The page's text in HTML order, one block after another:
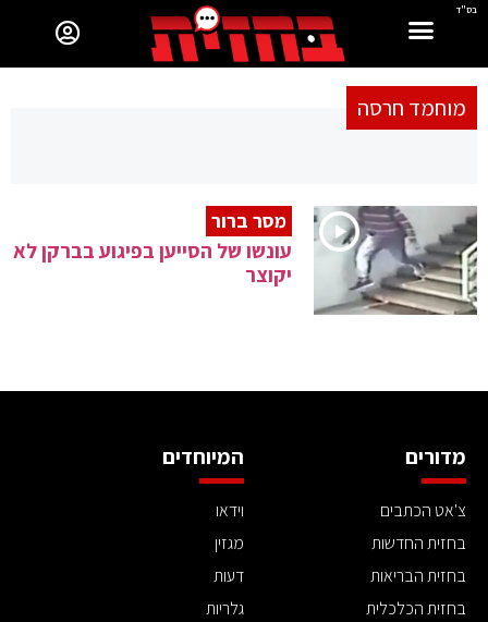
בס"ד
מוחמד חרסה
מסר ברור
עונשו של הסייען בפיגוע בברקן לא
יקוצר
מדורים
צ'אט הכתבים
בחזית החדשות
בחזית הבריאות
בחזית הכלכלית
המיוחדים
וידאו
מגזין
דעות
גלריות